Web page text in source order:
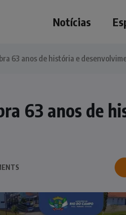
Notícias
63 anos de história e
63 anos de